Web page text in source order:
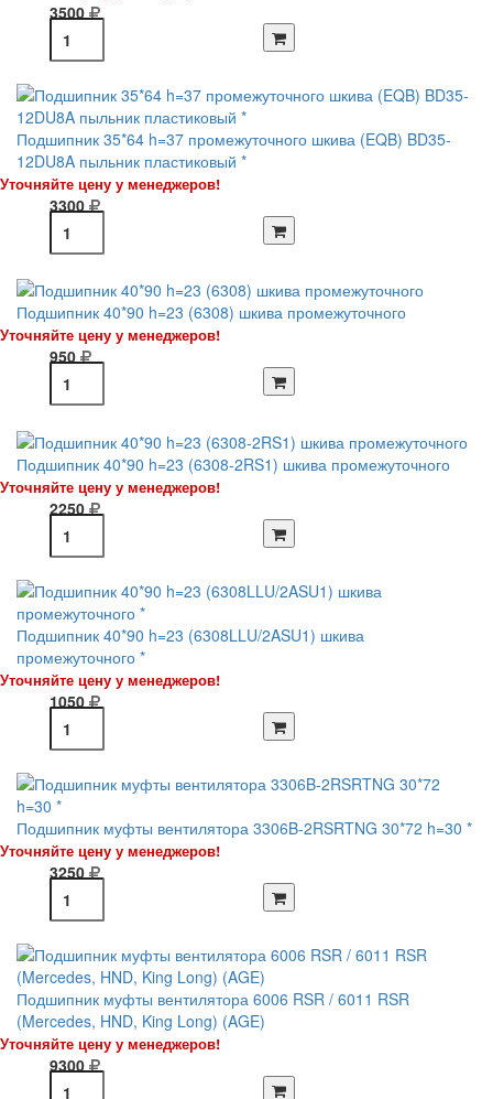
3500
Подшипник 35*64 h=37 промежуточного шкива (EQB) BD35-
12DU8A пыльник пластиковый *
Уточняйте цену у менеджеров!
3300
Подшипник 40*90 h=23 (6308) шкива промежуточного
Уточняйте цену у менеджеров!
950
Подшипник 40*90 h=23 (6308-2RS1) шкива промежуточного
Уточняйте цену у менеджеров!
2250
Подшипник 40*90 h=23 (6308LLU/2ASU1) шкива
промежуточного *
Уточняйте цену у менеджеров!
1050
Подшипник муфты вентилятора 3306B-2RSRTNG 30*72 h=30 *
Уточняйте цену у менеджеров!
3250
Подшипник муфты вентилятора 6006 RSR / 6011 RSR
(Mercedes, HND, King Long) (AGE)
Уточняйте цену у менеджеров!
9300